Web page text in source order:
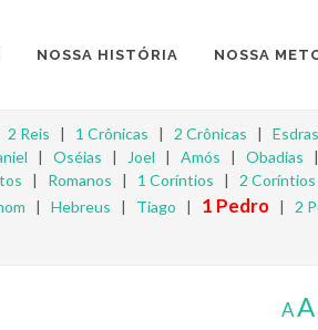
NOSSA HISTÓRIA NOSSA
2 Reis | 1 Crônicas | 2 Crônicas | Esdras
| Oséias | Joel | Amós | Obadias |
| Romanos | 1 Coríntios | 2 Coríntios
| Hebreus | Tiago | 1 Pedro | 2
AA